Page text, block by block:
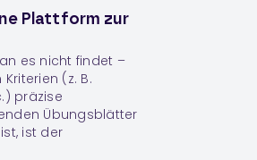
Plattform zur
es nicht findet –
(z. B.
präzise
Übungsblätter
ist der